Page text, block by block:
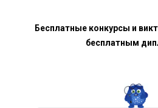
Бесплатные конкурсы и
бесплатным